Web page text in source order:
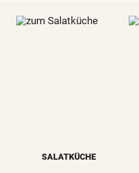
SALATKÜCHE